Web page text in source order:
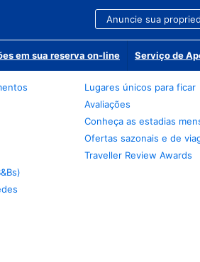
Anuncie sua
em sua reserva on-line Serviço de
Lugares únicos para ficar
Avaliações
Conheça as estadias
Ofertas sazonais e de
Traveller Review Awards